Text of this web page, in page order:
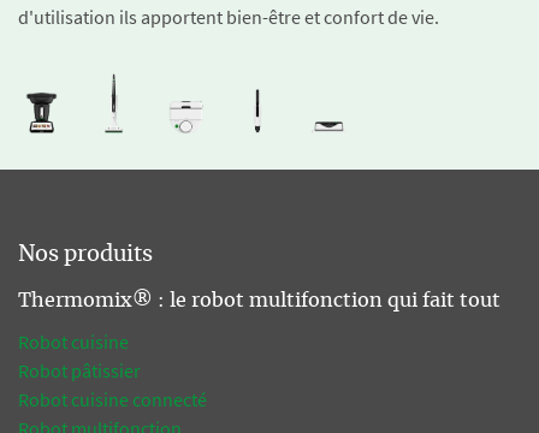
d'utilisation ils apportent bien-être et confort de vie.
Nos produits
Thermomix® : le robot multifonction qui fait tout
Robot cuisine
Robot pâtissier
Robot cuisine connecté